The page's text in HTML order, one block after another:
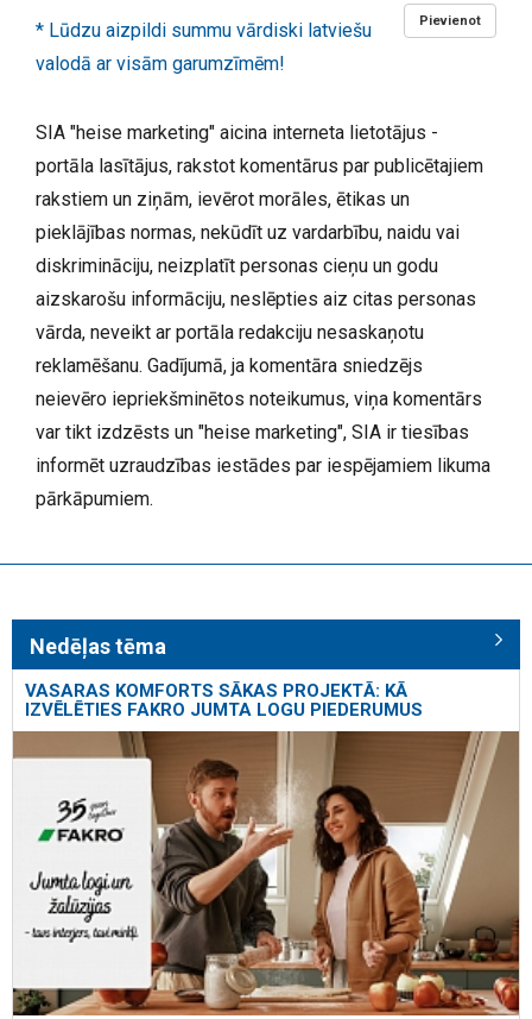
Pievienot
* Lūdzu aizpildi summu vārdiski latviešu
valodā ar visām garumzīmēm!
SIA "heise marketing" aicina interneta lietotājus -
portāla lasītājus, rakstot komentārus par publicētajiem
rakstiem un ziņām, ievērot morāles, ētikas un
pieklājības normas, nekūdīt uz vardarbību, naidu vai
diskrimināciju, neizplatīt personas cieņu un godu
aizskarošu informāciju, neslēpties aiz citas personas
vārda, neveikt ar portāla redakciju nesaskaņotu
reklamēšanu. Gadījumā, ja komentāra sniedzējs
neievēro iepriekšminētos noteikumus, viņa komentārs
var tikt izdzēsts un "heise marketing", SIA ir tiesības
informēt uzraudzības iestādes par iespējamiem likuma
pārkāpumiem.
Nedēļas tēma
VASARAS KOMFORTS SĀKAS PROJEKTĀ: KĀ
IZVĒLĒTIES FAKRO JUMTA LOGU PIEDERUMUS